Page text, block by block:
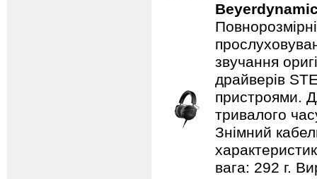
звучання
драйверів
пристроями.
тривалого
Знімний
вага: 292 г.